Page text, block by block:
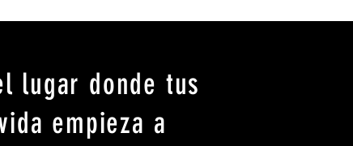
lugar donde tus
empieza a